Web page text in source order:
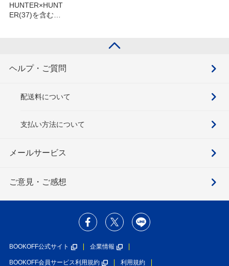
HUNTER×HUNT
ER(37)を含むセ
ヘルプ・ご質問
配送料について
支払い方法について
メールサービス
ご意見・ご感想
BOOKOFF公式サイト 企業情報
BOOKOFF会員サービス利用規約 利用規約